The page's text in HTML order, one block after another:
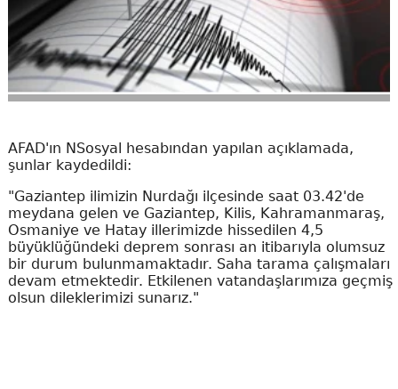
AFAD'ın NSosyal hesabından yapılan açıklamada,
şunlar kaydedildi:
"Gaziantep ilimizin Nurdağı ilçesinde saat 03.42'de
meydana gelen ve Gaziantep, Kilis, Kahramanmaraş,
Osmaniye ve Hatay illerimizde hissedilen 4,5
büyüklüğündeki deprem sonrası an itibarıyla olumsuz
bir durum bulunmamaktadır. Saha tarama çalışmaları
devam etmektedir. Etkilenen vatandaşlarımıza geçmiş
olsun dileklerimizi sunarız."